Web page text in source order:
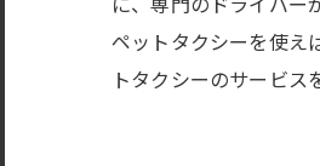
に、専門のドライバー
ペットタクシーを使え
トタクシーのサービス